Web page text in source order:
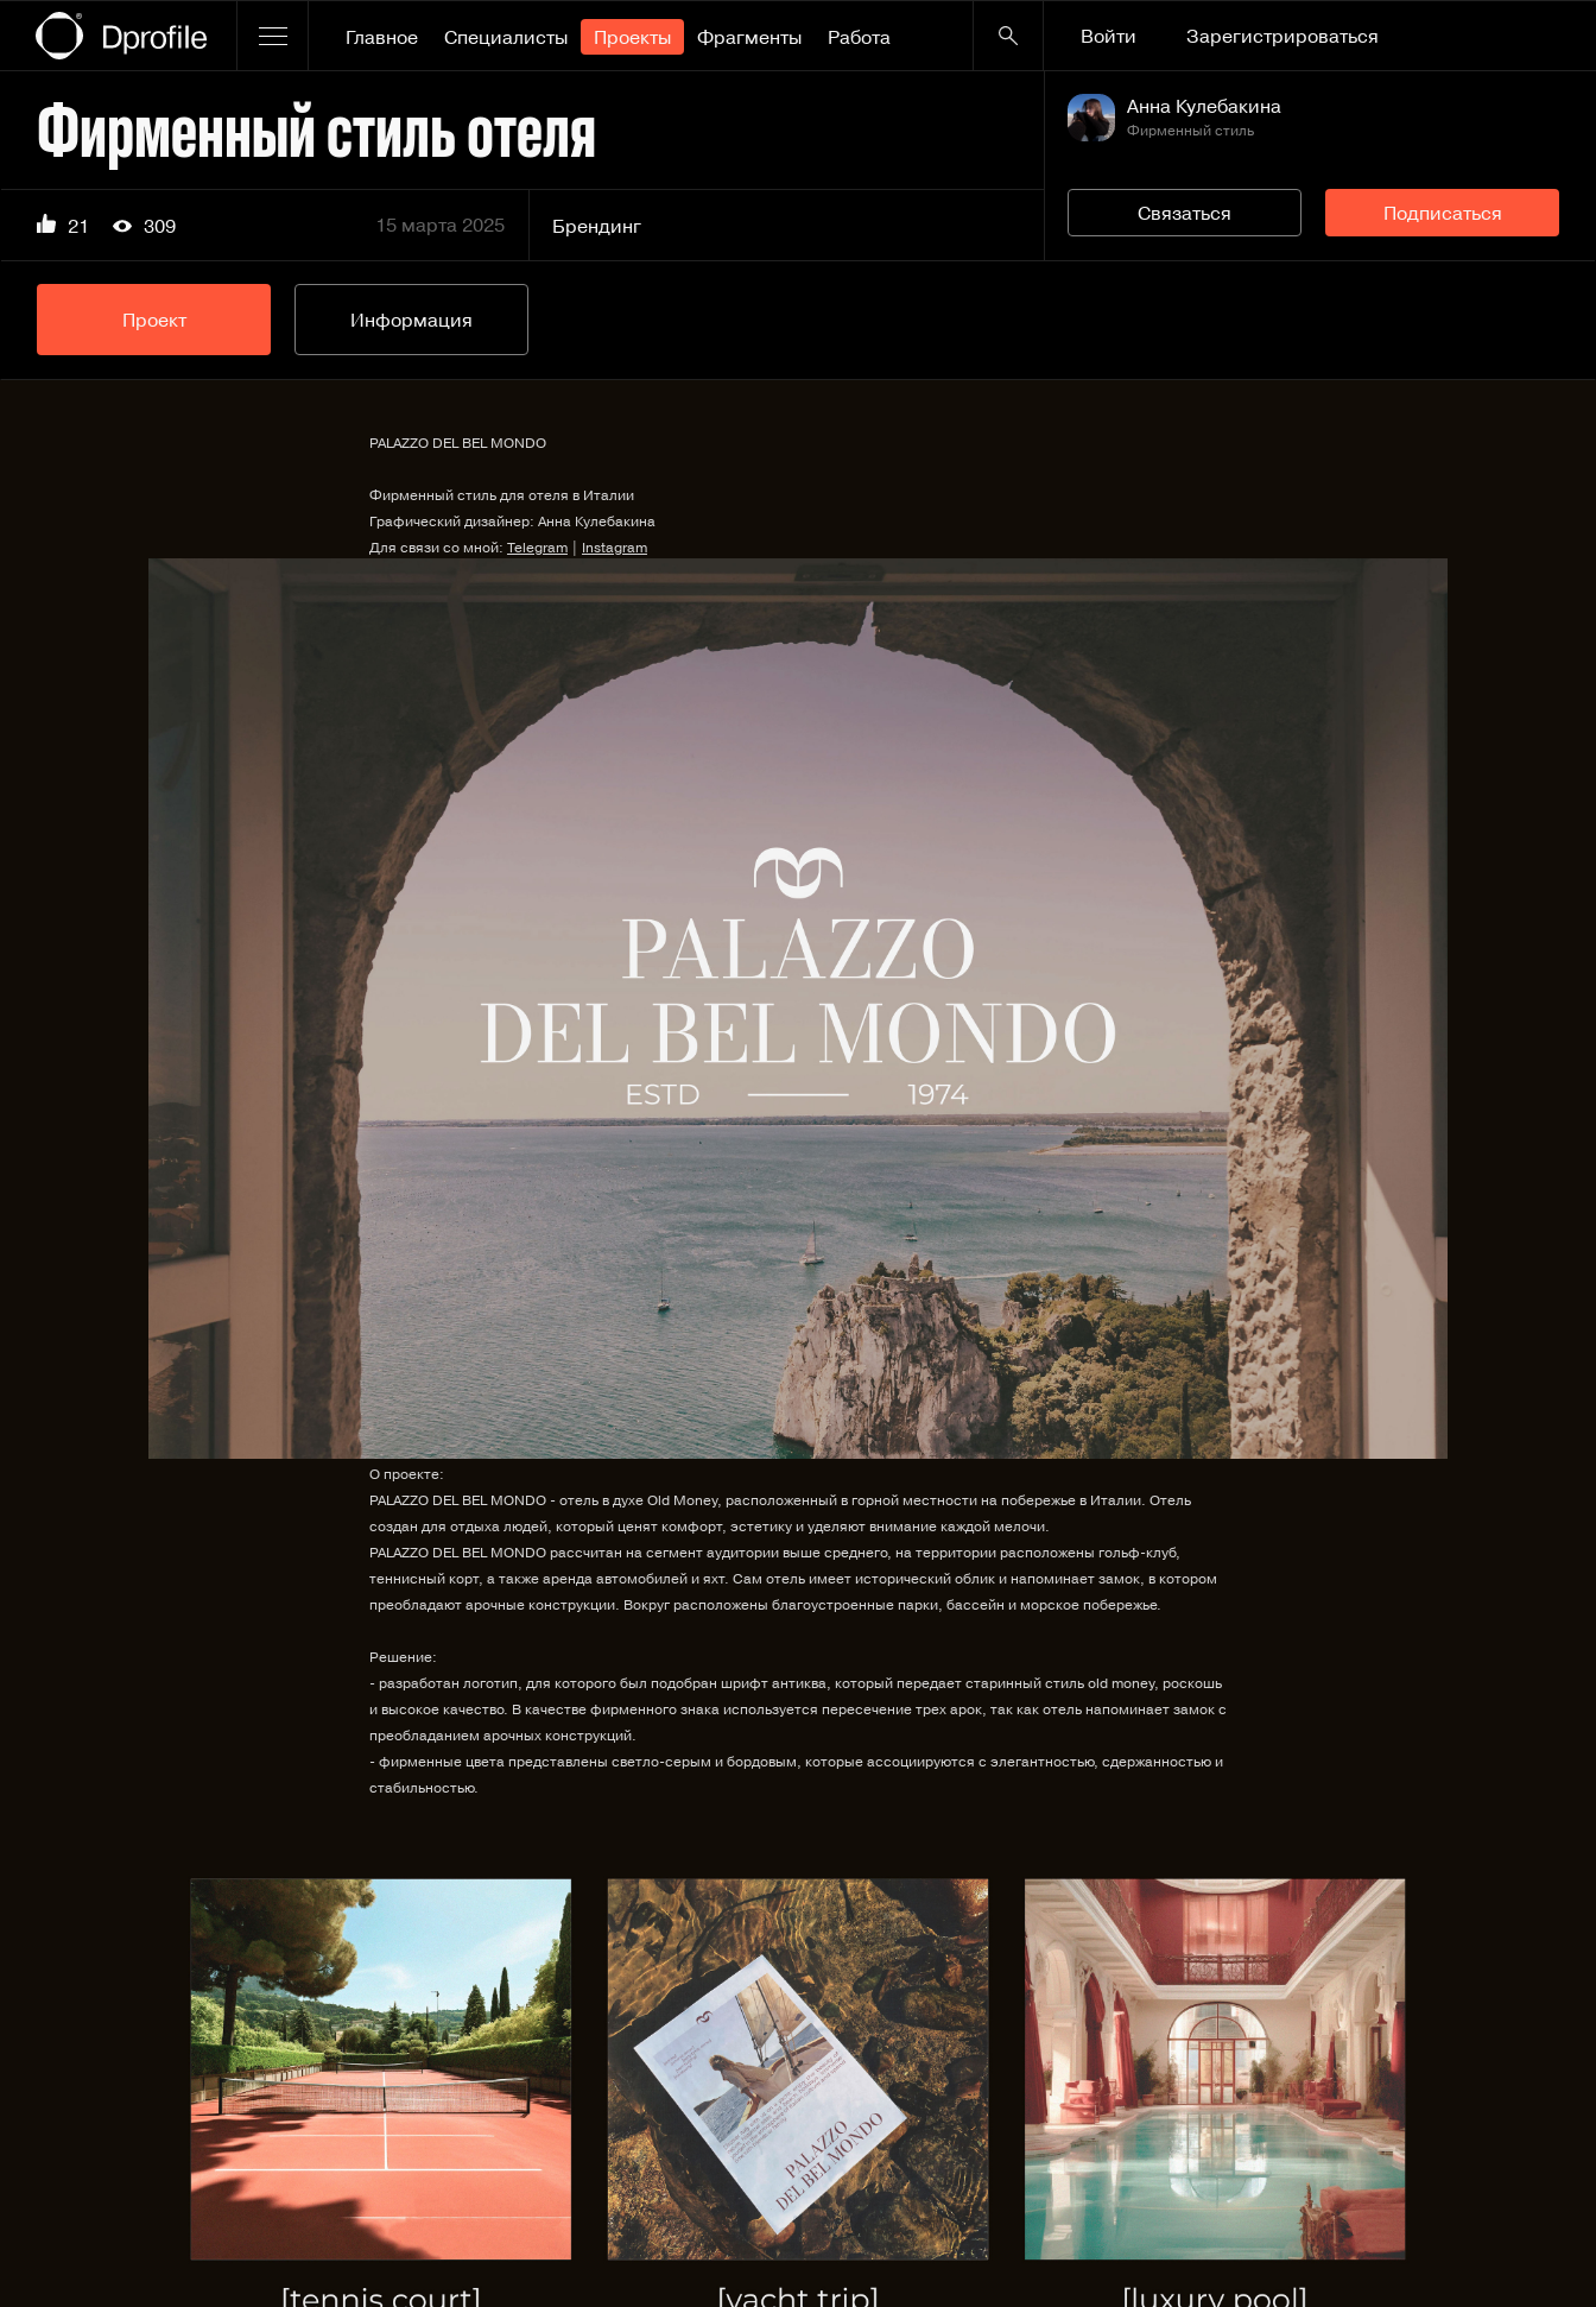
Главное Специалисты Проекты Фрагменты Работа Войти Зарегистрироваться
Фирменный стиль отеля
21 309 15 марта 2025 Брендинг
Анна Кулебакина
Фирменный стиль
Связаться Подписаться
Проект Информация
PALAZZO DEL BEL MONDO
Фирменный стиль для отеля в Италии
Графический дизайнер: Анна Кулебакина
Для связи со мной: Telegram| Instagram
О проекте:
PALAZZO DEL BEL MONDO - отель в духе Old Money, расположенный в горной местности на побережье в Италии. Отель
создан для отдыха людей, который ценят комфорт, эстетику и уделяют внимание каждой мелочи.
PALAZZO DEL BEL MONDO рассчитан на сегмент аудитории выше среднего, на территории расположены гольф-клуб,
теннисный корт, а также аренда автомобилей и яхт. Сам отель имеет исторический облик и напоминает замок, в котором
преобладают арочные конструкции. Вокруг расположены благоустроенные парки, бассейн и морское побережье.
Решение:
- разработан логотип, для которого был подобран шрифт антиква, который передает старинный стиль old money, роскошь
и высокое качество. В качестве фирменного знака используется пересечение трех арок, так как отель напоминает замок с
преобладанием арочных конструкций.
- фирменные цвета представлены светло-серым и бордовым, которые ассоциируются с элегантностью, сдержанностью и
стабильностью.